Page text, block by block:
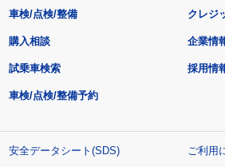
車検/点検/整備 クレジ
購入相談
試乗車検索
車検/点検/整備予約
企業情
採用情
安全データシート(SDS)
ご利用